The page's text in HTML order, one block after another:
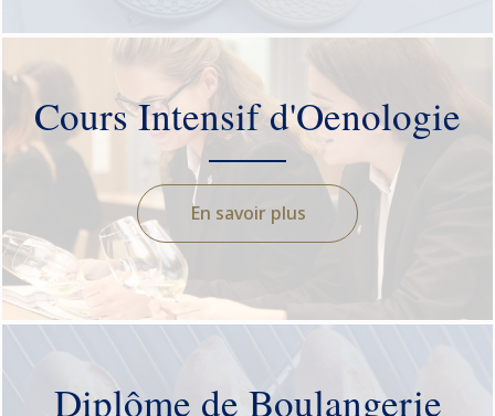
Cours Intensif d'Oenologie
En savoir plus
Diplôme de Boulangerie